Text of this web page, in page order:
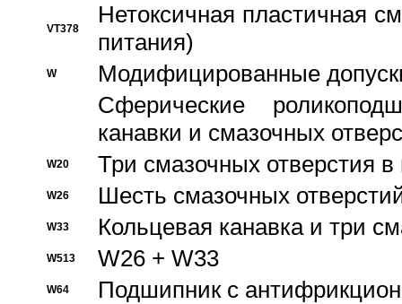
VT378
Нетоксичная пластичная
питания)
W
Модифицированные
Сферические
канавки и смазочных
W20 Три смазочных отверстия
W26 Шесть смазочных
W33 Кольцевая канавка и три
W513 W26 + W33
W64 Подшипник с